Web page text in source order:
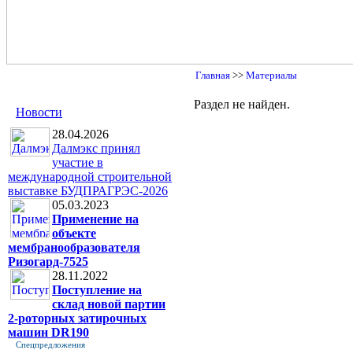
Главная >> Материалы
Новости
28.04.2026
Далмэкс принял
участие в
международной строительной
выставке БУДПРАГРЭС-2026
05.03.2023
Применение на
объекте
мембранообразователя
Ризогард-7525
28.11.2022
Поступление на
склад новой партии
2-роторных затирочных
машин DR190
Спецпредложения
Раздел не найден.